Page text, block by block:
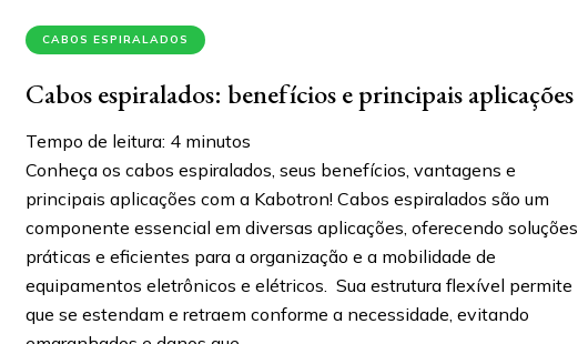
CABOS ESPIRALADOS
Cabos espiralados: benefícios e principais aplicações
Tempo de leitura: 4 minutos
Conheça os cabos espiralados, seus benefícios, vantagens e
principais aplicações com a Kabotron! Cabos espiralados são um
componente essencial em diversas aplicações, oferecendo soluções
práticas e eficientes para a organização e a mobilidade de
equipamentos eletrônicos e elétricos. Sua estrutura flexível permite
que se estendam e retraem conforme a necessidade, evitando